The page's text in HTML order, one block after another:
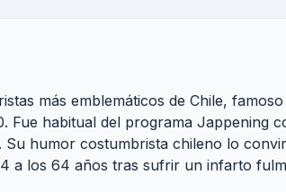
más emblemáticos de Chile,
Fue habitual del programa Jappening
Su humor costumbrista chileno lo
a los 64 años tras sufrir un infarto